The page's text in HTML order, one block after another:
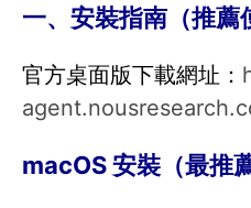
一、安裝指南（推薦
官方桌面版下載網址：
macOS 安裝（最推